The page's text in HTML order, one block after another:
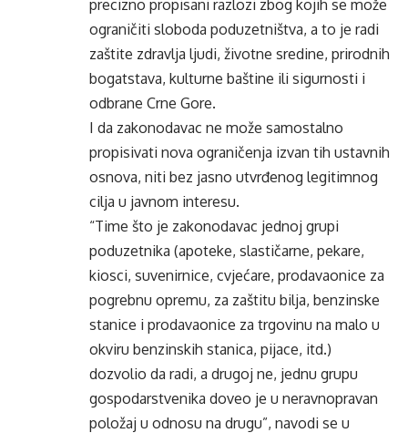
precizno propisani razlozi zbog kojih se može
ograničiti sloboda poduzetništva, a to je radi
zaštite zdravlja ljudi, životne sredine, prirodnih
bogatstava, kulturne baštine ili sigurnosti i
odbrane Crne Gore.
I da zakonodavac ne može samostalno
propisivati nova ograničenja izvan tih ustavnih
osnova, niti bez jasno utvrđenog legitimnog
cilja u javnom interesu.
“Time što je zakonodavac jednoj grupi
poduzetnika (apoteke, slastičarne, pekare,
kiosci, suvenirnice, cvjećare, prodavaonice za
pogrebnu opremu, za zaštitu bilja, benzinske
stanice i prodavaonice za trgovinu na malo u
okviru benzinskih stanica, pijace, itd.)
dozvolio da radi, a drugoj ne, jednu grupu
gospodarstvenika doveo je u neravnopravan
položaj u odnosu na drugu”, navodi se u